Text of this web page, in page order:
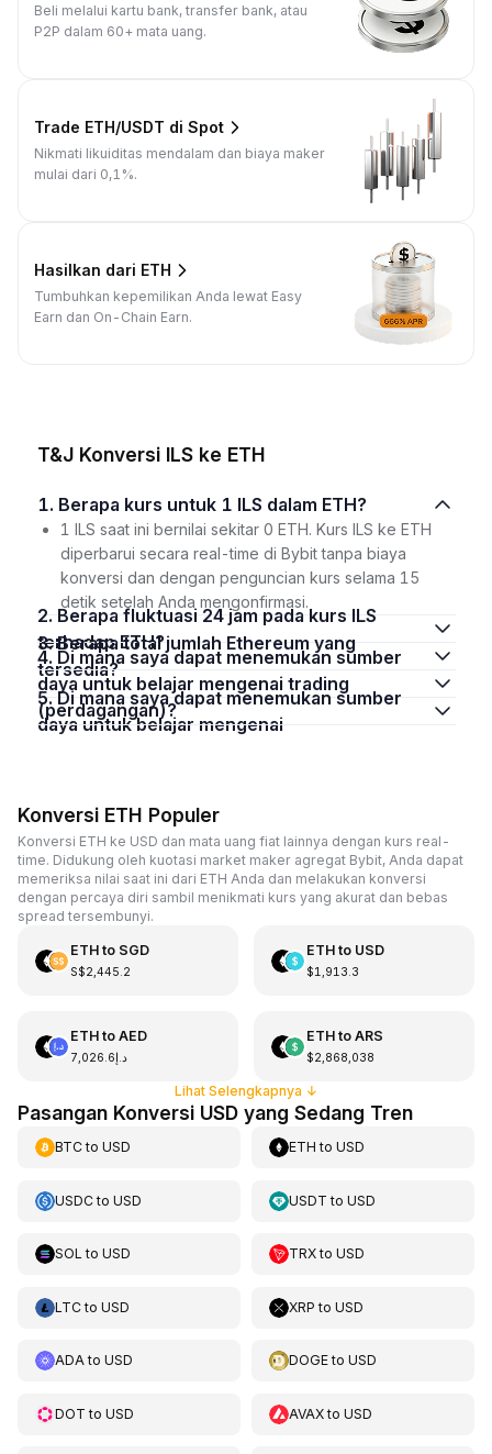
Beli melalui kartu bank, transfer bank, atau
P2P dalam 60+ mata uang.
Trade ETH/USDT di Spot
Nikmati likuiditas mendalam dan biaya maker
mulai dari 0,1%.
Hasilkan dari ETH
Tumbuhkan kepemilikan Anda lewat Easy
Earn dan On-Chain Earn.
T&J Konversi ILS ke ETH
1. Berapa kurs untuk 1 ILS dalam ETH?
1 ILS saat ini bernilai sekitar 0 ETH. Kurs ILS ke ETH
diperbarui secara real-time di Bybit tanpa biaya
konversi dan dengan penguncian kurs selama 15
detik setelah Anda mengonfirmasi.
2. Berapa fluktuasi 24 jam pada kurs ILS
terhadap ETH?
3. Berapa total jumlah Ethereum yang
tersedia?
4. Di mana saya dapat menemukan sumber
daya untuk belajar mengenai trading
(perdagangan)?
5. Di mana saya dapat menemukan sumber
daya untuk belajar mengenai
Konversi ETH Populer
Konversi ETH ke USD dan mata uang fiat lainnya dengan kurs real-
time. Didukung oleh kuotasi market maker agregat Bybit, Anda dapat
memeriksa nilai saat ini dari ETH Anda dan melakukan konversi
dengan percaya diri sambil menikmati kurs yang akurat dan bebas
spread tersembunyi.
ETHto SGD
S$2,445.2
ETHto USD
$1,913.3
ETHto AED
د.إ7,026.6
ETHto ARS
$2,868,038
Lihat Selengkapnya ↓
Pasangan Konversi USD yang Sedang Tren
BTCto USD ETH toUSD
USDCto USD USDT toUSD
SOL to USD TRXtoUSD
LTCto USD XRP toUSD
ADAto USD DOGEtoUSD
DOT to USD AVAXtoUSD